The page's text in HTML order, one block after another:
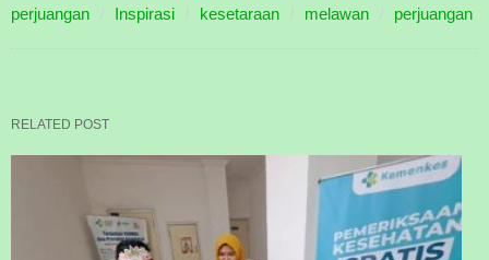
perjuangan
Inspirasi kesetaraan melawan perjuangan
RELATED POST